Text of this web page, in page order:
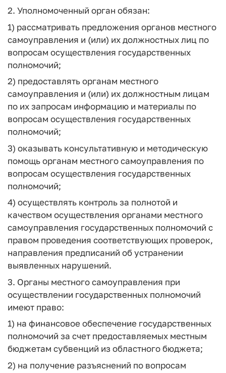
2. Уполномоченный орган обязан:
1) рассматривать предложения органов местного
самоуправления и (или) их должностных лиц по
вопросам осуществления государственных
полномочий;
2) предоставлять органам местного
самоуправления и (или) их должностным лицам
по их запросам информацию и материалы по
вопросам осуществления государственных
полномочий;
3) оказывать консультативную и методическую
помощь органам местного самоуправления по
вопросам осуществления государственных
полномочий;
4) осуществлять контроль за полнотой и
качеством осуществления органами местного
самоуправления государственных полномочий с
правом проведения соответствующих проверок,
направления предписаний об устранении
выявленных нарушений.
3. Органы местного самоуправления при
осуществлении государственных полномочий
имеют право:
1) на финансовое обеспечение государственных
полномочий за счет предоставляемых местным
бюджетам субвенций из областного бюджета;
2) на получение разъяснений по вопросам